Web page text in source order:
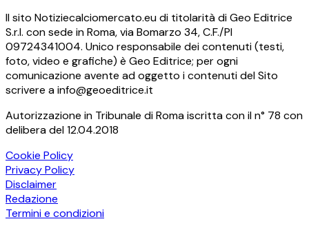
Il sito Notiziecalciomercato.eu di titolarità di Geo Editrice
S.r.l. con sede in Roma, via Bomarzo 34, C.F./PI
09724341004. Unico responsabile dei contenuti (testi,
foto, video e grafiche) è Geo Editrice; per ogni
comunicazione avente ad oggetto i contenuti del Sito
scrivere a info@geoeditrice.it
Autorizzazione in Tribunale di Roma iscritta con il n° 78 con
delibera del 12.04.2018
Cookie Policy
Privacy Policy
Disclaimer
Redazione
Termini e condizioni